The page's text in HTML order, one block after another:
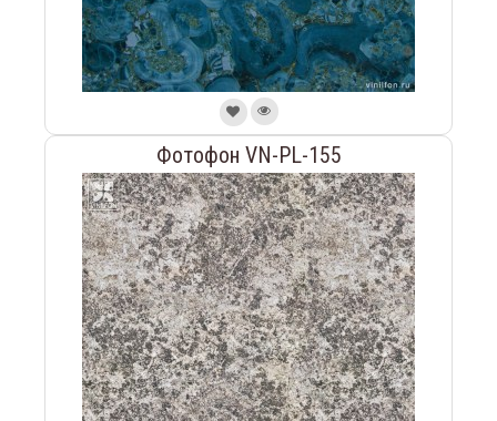
Фотофон VN-PL-155